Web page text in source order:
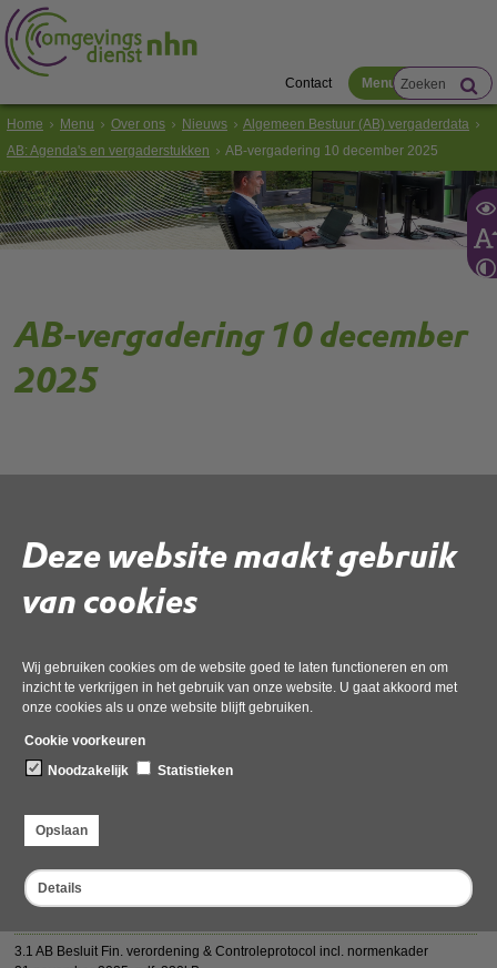
Deze website maakt gebruik
van cookies
Wij gebruiken cookies om de website goed te laten functioneren en om
inzicht te verkrijgen in het gebruik van onze website. U gaat akkoord met
onze cookies als u onze website blijft gebruiken.
Cookie voorkeuren
Noodzakelijk
Statistieken
Opslaan
Details
Contact Menu
Home Menu Over ons Nieuws
Algemeen Bestuur (AB) vergaderdata
AB: Agenda's en vergaderstukken
AB-vergadering 10 december 2025
AB-vergadering 10 december
2025
Vergaderstukken AB 10 december 2025
2.1 Rekentabel Stemverdeling AB vanaf 1 januari 2025
3.1 Controleprotocol 2025 OD NHN
2.1 Rekentabel Stemverdeling AB vanaf 1 januari 2026
3.1 AB Besluit Fin. verordening & Controleprotocol incl. normenkader